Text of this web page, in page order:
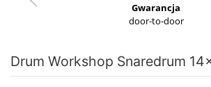
Gwarancja
door-to-door
Drum Workshop Snaredrum